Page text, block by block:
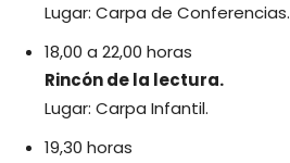
Lugar: Carpa de Conferencias.
18,00 a 22,00 horas
Rincón de la lectura.
Lugar: Carpa Infantil.
19,30 horas